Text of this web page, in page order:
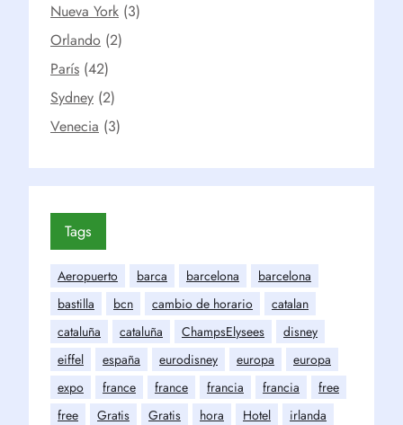
Nueva York (3)
Orlando (2)
París (42)
Sydney (2)
Venecia (3)
Tags
Aeropuerto barca barcelona
barcelona
bastilla
bcn cambio de horario
catalan
cataluña
cataluña ChampsElysees
disney
eiffel
españa eurodisney europa
europa
expo
france france francia francia
free
free
Gratis Gratis hora Hotel
irlanda